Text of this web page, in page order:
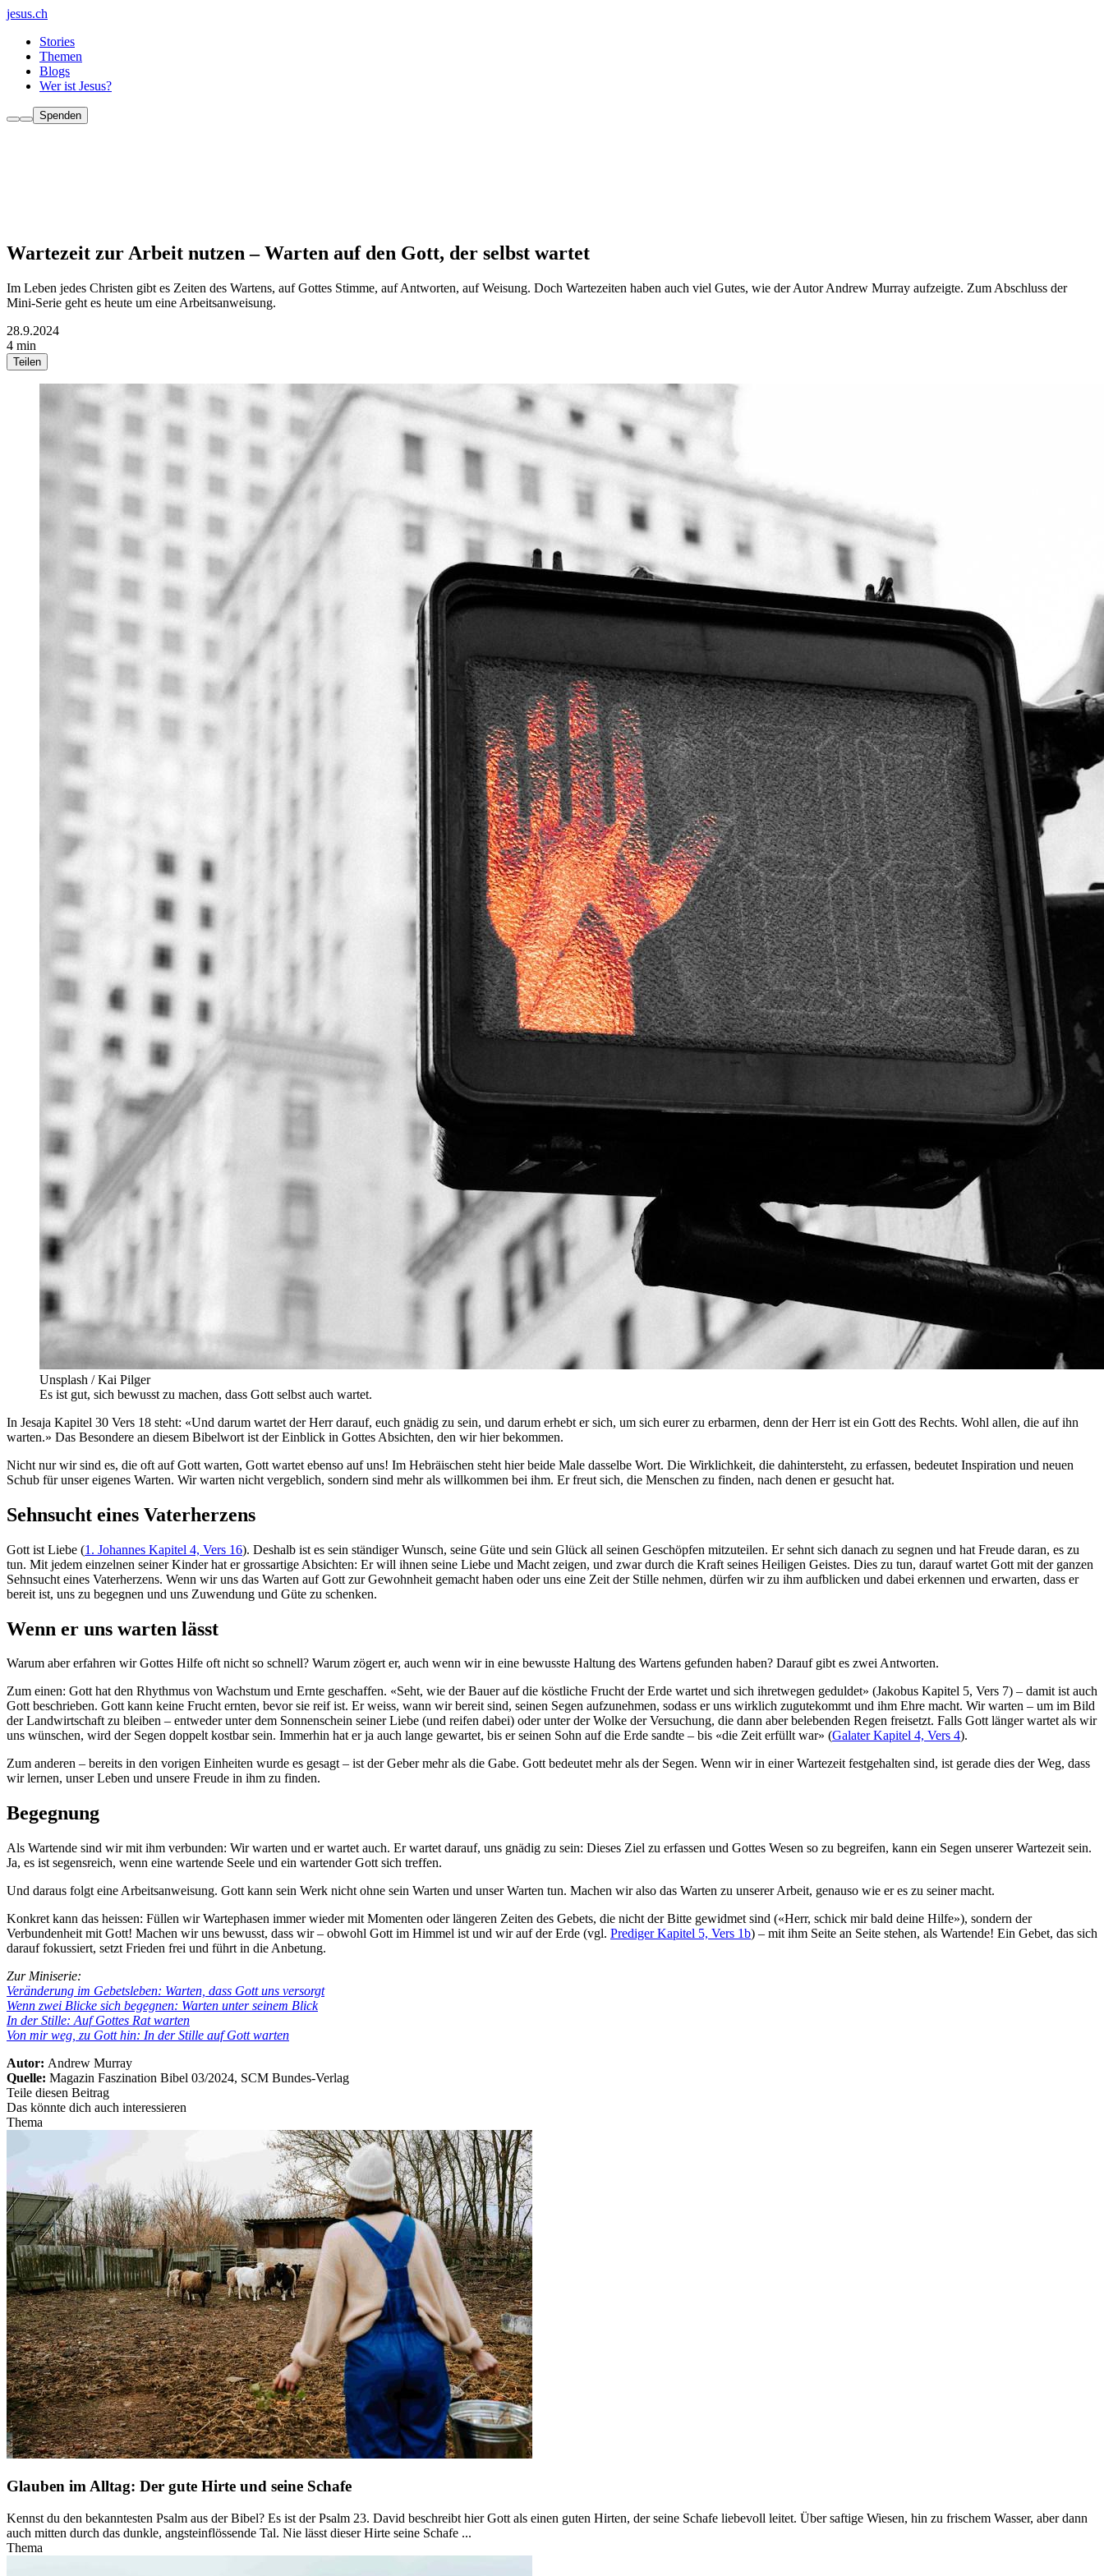
jesus.ch
Stories
Themen
Blogs
Wer ist Jesus?
Spenden
Wartezeit zur Arbeit nutzen – Warten auf den Gott, der selbst wartet
Im Leben jedes Christen gibt es Zeiten des Wartens, auf Gottes Stimme, auf Antworten, auf Weisung. Doch Wartezeiten haben auch viel Gutes, wie der Autor Andrew Murray aufzeigte. Zum Abschluss der
Mini-Serie geht es heute um eine Arbeitsanweisung.
28.9.2024
4 min
Teilen
Unsplash / Kai Pilger
Es ist gut, sich bewusst zu machen, dass Gott selbst auch wartet.
In Jesaja Kapitel 30 Vers 18 steht: «Und darum wartet der Herr darauf, euch gnädig zu sein, und darum erhebt er sich, um sich eurer zu erbarmen, denn der Herr ist ein Gott des Rechts. Wohl allen, die auf ihn
warten.» Das Besondere an diesem Bibelwort ist der Einblick in Gottes Absichten, den wir hier bekommen.
Nicht nur wir sind es, die oft auf Gott warten, Gott wartet ebenso auf uns! Im Hebräischen steht hier beide Male dasselbe Wort. Die Wirklichkeit, die dahintersteht, zu erfassen, bedeutet Inspiration und neuen
Schub für unser eigenes Warten. Wir warten nicht vergeblich, sondern sind mehr als willkommen bei ihm. Er freut sich, die Menschen zu finden, nach denen er gesucht hat.
Sehnsucht eines Vaterherzens
Gott ist Liebe (1. Johannes Kapitel 4, Vers 16). Deshalb ist es sein ständiger Wunsch, seine Güte und sein Glück all seinen Geschöpfen mitzuteilen. Er sehnt sich danach zu segnen und hat Freude daran, es zu
tun. Mit jedem einzelnen seiner Kinder hat er grossartige Absichten: Er will ihnen seine Liebe und Macht zeigen, und zwar durch die Kraft seines Heiligen Geistes. Dies zu tun, darauf wartet Gott mit der ganzen
Sehnsucht eines Vaterherzens. Wenn wir uns das Warten auf Gott zur Gewohnheit gemacht haben oder uns eine Zeit der Stille nehmen, dürfen wir zu ihm aufblicken und dabei erkennen und erwarten, dass er
bereit ist, uns zu begegnen und uns Zuwendung und Güte zu schenken.
Wenn er uns warten lässt
Warum aber erfahren wir Gottes Hilfe oft nicht so schnell? Warum zögert er, auch wenn wir in eine bewusste Haltung des Wartens gefunden haben? Darauf gibt es zwei Antworten.
Zum einen: Gott hat den Rhythmus von Wachstum und Ernte geschaffen. «Seht, wie der Bauer auf die köstliche Frucht der Erde wartet und sich ihretwegen geduldet» (Jakobus Kapitel 5, Vers 7) – damit ist auch
Gott beschrieben. Gott kann keine Frucht ernten, bevor sie reif ist. Er weiss, wann wir bereit sind, seinen Segen aufzunehmen, sodass er uns wirklich zugutekommt und ihm Ehre macht. Wir warten – um im Bild
der Landwirtschaft zu bleiben – entweder unter dem Sonnenschein seiner Liebe (und reifen dabei) oder unter der Wolke der Versuchung, die dann aber belebenden Regen freisetzt. Falls Gott länger wartet als wir
uns wünschen, wird der Segen doppelt kostbar sein. Immerhin hat er ja auch lange gewartet, bis er seinen Sohn auf die Erde sandte – bis «die Zeit erfüllt war» (Galater Kapitel 4, Vers 4).
Zum anderen – bereits in den vorigen Einheiten wurde es gesagt – ist der Geber mehr als die Gabe. Gott bedeutet mehr als der Segen. Wenn wir in einer Wartezeit festgehalten sind, ist gerade dies der Weg, dass
wir lernen, unser Leben und unsere Freude in ihm zu finden.
Begegnung
Als Wartende sind wir mit ihm verbunden: Wir warten und er wartet auch. Er wartet darauf, uns gnädig zu sein: Dieses Ziel zu erfassen und Gottes Wesen so zu begreifen, kann ein Segen unserer Wartezeit sein.
Ja, es ist segensreich, wenn eine wartende Seele und ein wartender Gott sich treffen.
Und daraus folgt eine Arbeitsanweisung. Gott kann sein Werk nicht ohne sein Warten und unser Warten tun. Machen wir also das Warten zu unserer Arbeit, genauso wie er es zu seiner macht.
Konkret kann das heissen: Füllen wir Wartephasen immer wieder mit Momenten oder längeren Zeiten des Gebets, die nicht der Bitte gewidmet sind («Herr, schick mir bald deine Hilfe»), sondern der
Verbundenheit mit Gott! Machen wir uns bewusst, dass wir – obwohl Gott im Himmel ist und wir auf der Erde (vgl. Prediger Kapitel 5, Vers 1b) – mit ihm Seite an Seite stehen, als Wartende! Ein Gebet, das sich
darauf fokussiert, setzt Frieden frei und führt in die Anbetung.
Zur Miniserie:
Veränderung im Gebetsleben: Warten, dass Gott uns versorgt
Wenn zwei Blicke sich begegnen: Warten unter seinem Blick
In der Stille: Auf Gottes Rat warten
Von mir weg, zu Gott hin: In der Stille auf Gott warten
Autor: Andrew Murray
Quelle: Magazin Faszination Bibel 03/2024, SCM Bundes-Verlag
Teile diesen Beitrag
Das könnte dich auch interessieren
Thema
Glauben im Alltag: Der gute Hirte und seine Schafe
Kennst du den bekanntesten Psalm aus der Bibel? Es ist der Psalm 23. David beschreibt hier Gott als einen guten Hirten, der seine Schafe liebevoll leitet. Über saftige Wiesen, hin zu frischem Wasser, aber dann
auch mitten durch das dunkle, angsteinflössende Tal. Nie lässt dieser Hirte seine Schafe ...
Thema